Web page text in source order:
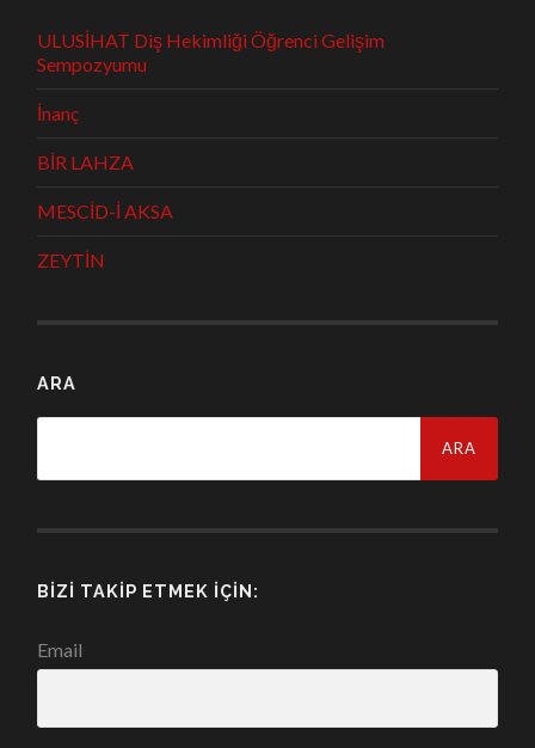
ULUSİHAT Diş Hekimliği Öğrenci Gelişim
Sempozyumu
İnanç
BİR LAHZA
MESCİD-İ AKSA
ZEYTİN
ARA
BIZI TAKIP ETMEK İÇIN:
Email